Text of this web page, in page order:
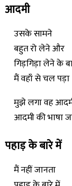
आदमी
उसके सामने
बहुत रो लेने और
गिड़गिड़ा लेने के
मैं वहाँ से चल पड़ा
मुझे लगा वह
आदमी की भाषा
पहाड़ के बारे में
मैं नहीं जानता